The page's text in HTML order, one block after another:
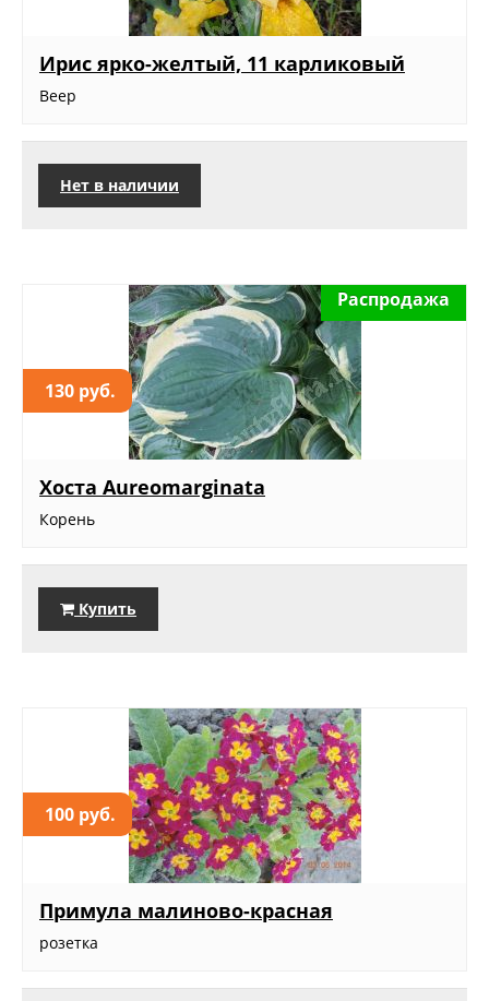
Ирис ярко-желтый, 11 карликовый
Веер
Нет в наличии
130 руб.
Распродажа
Хоста Aureomarginata
Корень
Купить
100 руб.
Примула малиново-красная
розетка